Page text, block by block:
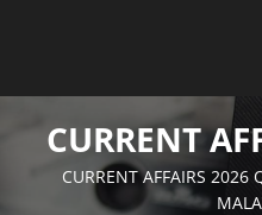
CURRENT
CURRENT AFFAIRS 2026